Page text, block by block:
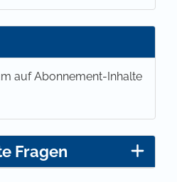
auf Abonnement-Inhalte
Fragen